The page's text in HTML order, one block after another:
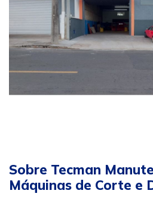
Sobre Tecman
Máquinas de Corte e